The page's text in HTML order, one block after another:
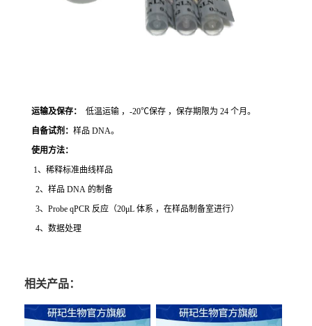
运输及保存：
低温运输 ，-20℃保存 ，保存期限为 24 个月。
自备试剂： 样品 DNA。
使用方法：
1、稀释标准曲线样品
2、样品 DNA 的制备
3、Probe qPCR 反应（20μL 体系 ，在样品制备室进行）
4、数据处理
相关产品：